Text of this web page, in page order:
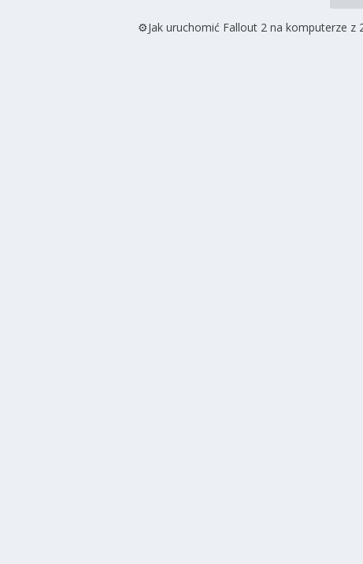
⚙️Jak uruchomić Fallout 2 na komputerze z